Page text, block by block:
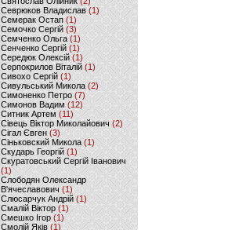
Севрюков Владислав (1)
Семерак Остап (1)
Семочко Сергій (3)
Семченко Ольга (1)
Сенченко Сергій(1)
Середюк Олексій(1)
Серпокрилов Віталій(1)
Сивохо Сергій(1)
Сивульський Микола(2)
Симоненко Петро(7)
Симонов Вадим (12)
Ситник Артем(11)
Сівець Віктор Миколайович(2)
Сігал Євген (3)
Сіньковский Микола(1)
Скударь Георгій (1)
Скуратовський Сергій Іванович
(1)
Слободян Олександр
В'ячеславович(1)
Слюсарчук Андрій(1)
Смалій Віктор (1)
Смешко Ігор (1)
Смолій Яків (1)